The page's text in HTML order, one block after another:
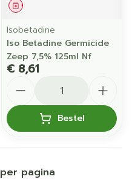
Geneesmiddel
Isobetadine
Iso Betadine Germicide
Zeep 7,5% 125ml Nf
€ 8,61
Bestel
per pagina